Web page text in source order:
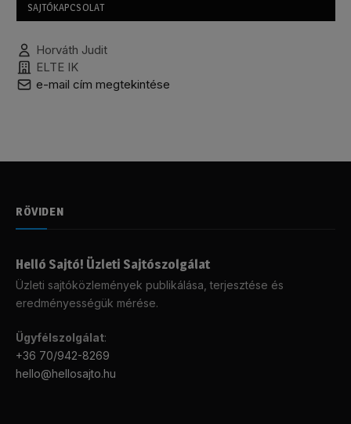
SAJTÓKAPCSOLAT
Horváth Judit
ELTE IK
e-mail cím megtekintése
RÖVIDEN
Helló Sajtó! Üzleti Sajtószolgálat
Üzleti sajtóközlemények publikálása, terjesztése és
eredményességük mérése.
Ügyfélszolgálat:
+36 70/942-8269
hello@hellosajto.hu